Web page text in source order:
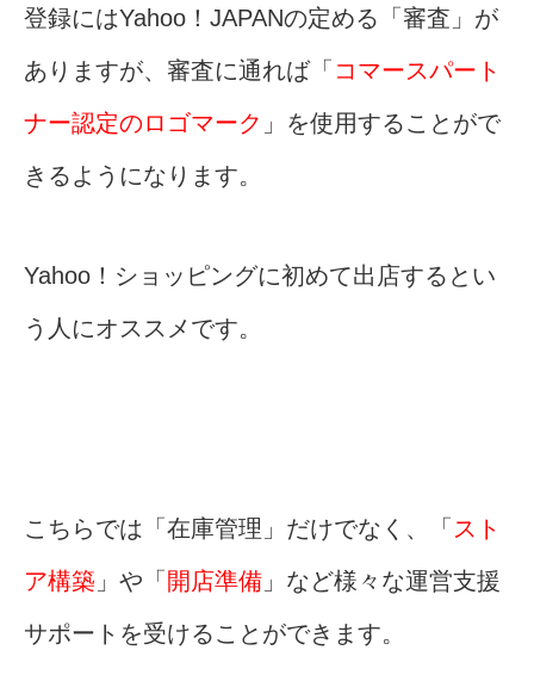
登録にはYahoo！JAPANの定める「審査」が
ありますが、審査に通れば「 コマースパート
ナー認定のロゴマーク 」を使用することがで
きるようになります。
Yahoo！ショッピングに初めて出店するとい
う人にオススメです。
こちらでは「在庫管理」だけでなく、「 スト
ア構築 」や「開店準備 」など様々な運営支援
サポートを受けることができます。